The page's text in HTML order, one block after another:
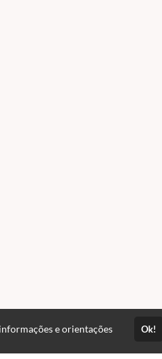
e orientações
Ok!